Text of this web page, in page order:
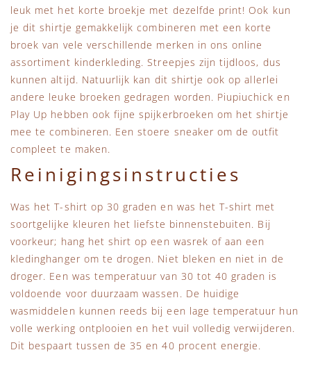
leuk met het korte broekje met dezelfde print! Ook kun
je dit shirtje gemakkelijk combineren met een korte
broek van vele verschillende merken in ons online
assortiment kinderkleding. Streepjes zijn tijdloos, dus
kunnen altijd. Natuurlijk kan dit shirtje ook op allerlei
andere leuke broeken gedragen worden. Piupiuchick en
Play Up hebben ook fijne spijkerbroeken om het shirtje
mee te combineren. Een stoere sneaker om de outfit
compleet te maken.
Reinigingsinstructies
Was het T-shirt op 30 graden en was het T-shirt met
soortgelijke kleuren het liefste binnenstebuiten. Bij
voorkeur; hang het shirt op een wasrek of aan een
kledinghanger om te drogen. Niet bleken en niet in de
droger. Een was temperatuur van 30 tot 40 graden is
voldoende voor duurzaam wassen. De huidige
wasmiddelen kunnen reeds bij een lage temperatuur hun
volle werking ontplooien en het vuil volledig verwijderen.
Dit bespaart tussen de 35 en 40 procent energie.